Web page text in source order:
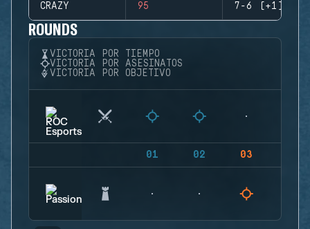
CRAZY 95 7-6 (+1)
ROUNDS
VICTORIA POR TIEMPO
VICTORIA POR ASESINATOS
VICTORIA POR OBJETIVO
01 02 03